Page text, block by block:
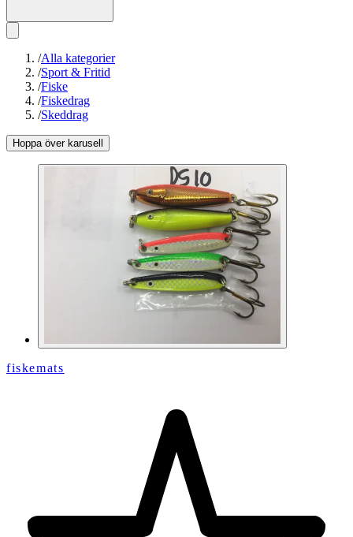
/Alla kategorier
/Sport & Fritid
/Fiske
/Fiskedrag
/Skeddrag
Hoppa över karusell
fiskemats